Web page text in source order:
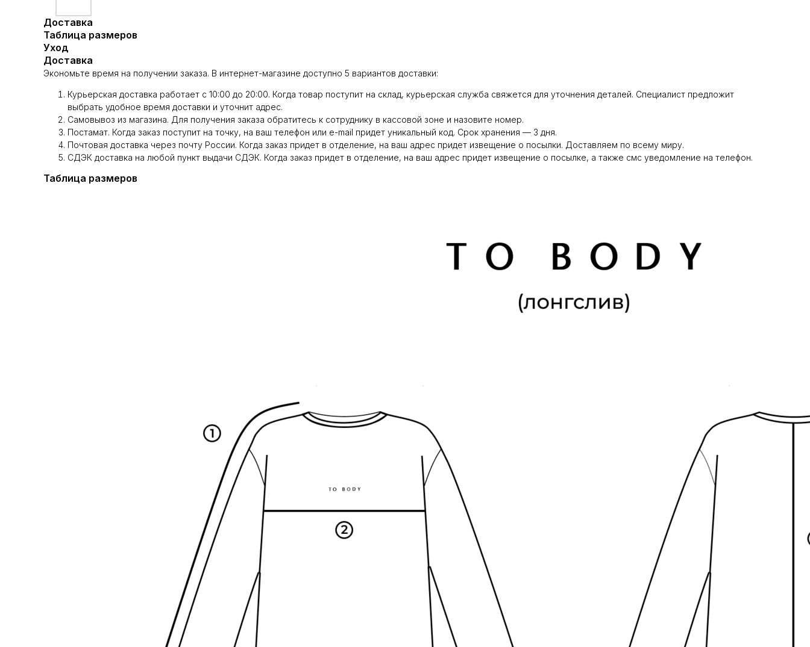
Доставка
Таблица размеров
Уход
Доставка
Экономьте время на получении заказа. В интернет-магазине доступно 5 вариантов доставки:
Курьерская доставка работает с 10:00 до 20:00. Когда товар поступит на склад, курьерская служба свяжется для уточнения деталей. Специалист предложит
выбрать удобное время доставки и уточнит адрес.
Самовывоз из магазина. Для получения заказа обратитесь к сотруднику в кассовой зоне и назовите номер.
Постамат. Когда заказ поступит на точку, на ваш телефон или e-mail придет уникальный код. Срок хранения — 3 дня.
Почтовая доставка через почту России. Когда заказ придет в отделение, на ваш адрес придет извещение о посылки. Доставляем по всему миру.
СДЭК доставка на любой пункт выдачи СДЭК. Когда заказ придет в отделение, на ваш адрес придет извещение о посылке, а также смс уведомление на телефон.
Таблица размеров